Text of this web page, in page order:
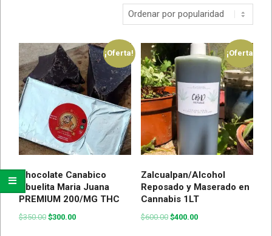
¡Oferta!
Chocolate Canabico
Abuelita Maria Juana
PREMIUM 200/MG THC
$350.00 $300.00
¡Oferta!
Zalcualpan/Alcohol
Reposado y Maserado en
Cannabis 1LT
$600.00 $400.00